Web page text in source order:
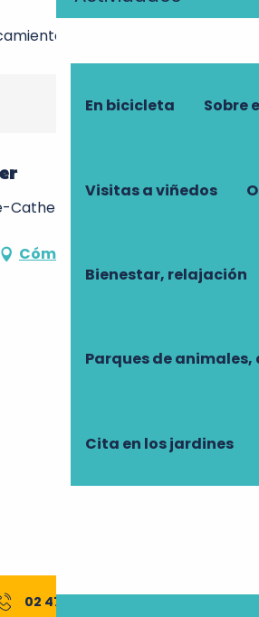
En bicicleta Sobre
Visitas a viñedos
Bienestar, relajación
Parques de
Cita en los jardines
nocturno
Catherine, Montlouis-sur-
Cómo llegar
02 47 45 12